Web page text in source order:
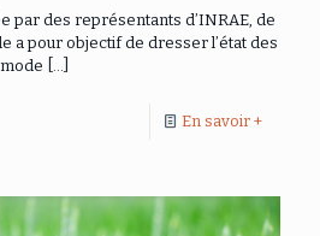
par des représentants d’INRAE, de
a pour objectif de dresser l’état des
[…]
En savoir +